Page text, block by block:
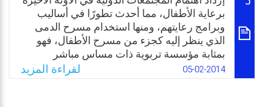
التربوي بكلية التربية في جامعة دمشق، والتي
تحدد تمثيلات الطلبة المفضلة عند تعلم مواد
برنامج التأهيل التربوي، والتي تهدف إلى جعل
المتعلم نشطًا متفاعلاً مع المواقف التعليمية/
التعلمية وتثير اهتماماته.
برعاية الأطفال، مما أحدث تطورًا في أساليب
وبرامج رعايتهم، ومنها استخدام مسرح الدمى
الذي ينظر إليه كجزء من مسرح الأطفال، فهو
بمثابة مؤسسة تربوية ذات مساس مباشر
بالطفل وتسهم في بناء شخصيته عقليًا ووجدانيًا
ومهاريًا وبشكل جذاب وممتع وخصوصًا انه
05-02-2014 لقراءة المزيد